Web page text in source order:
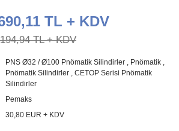
TL + KDV
TL + KDV
PNS Ø32 / Ø100 Pnömatik Silindirler , Pnömatik ,
Pnömatik Silindirler ,CETOP Serisi Pnömatik
Silindirler
Pemaks
30,80 EUR + KDV